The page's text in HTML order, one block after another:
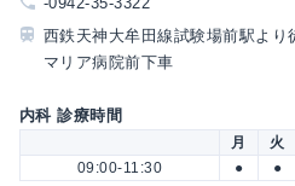
西鉄天神大牟田線試験場前駅よ
マリア病院前下車
内科 診療時間
月 火
09:00-11:30
● ●